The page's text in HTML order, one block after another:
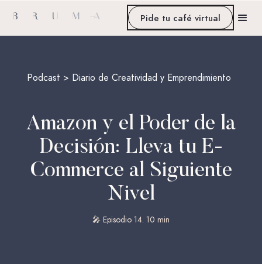
Pide tu café virtual
Podcast > Diario de Creatividad y Emprendimiento
Amazon y el Poder de la
Decisión: Lleva tu E-
Commerce al Siguiente
Nivel
🎤 Episodio 14. 10 min